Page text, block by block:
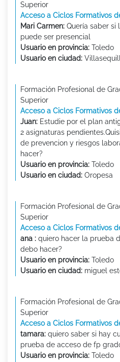
Superior
Acceso a Ciclos Formativos
Mari Carmen: Quería saber si
puede ser presencial
Usuario en provincia: Toledo
Usuario en ciudad:
Formación Profesional de
Superior
Acceso a Ciclos Formativos
Juan: Estudie por el plan
2 asignaturas
de prevencion y riesgos
hacer?
Usuario en provincia: Toledo
Usuario en ciudad: Oropesa
Formación Profesional de
Superior
Acceso a Ciclos Formativos
ana : quiero hacer la prueba
debo hacer?
Usuario en provincia: Toledo
Usuario en ciudad: miguel
Formación Profesional de
Superior
Acceso a Ciclos Formativos
tamara: quiero saber si hay
prueba de acceso de fp
Usuario en provincia: Toledo